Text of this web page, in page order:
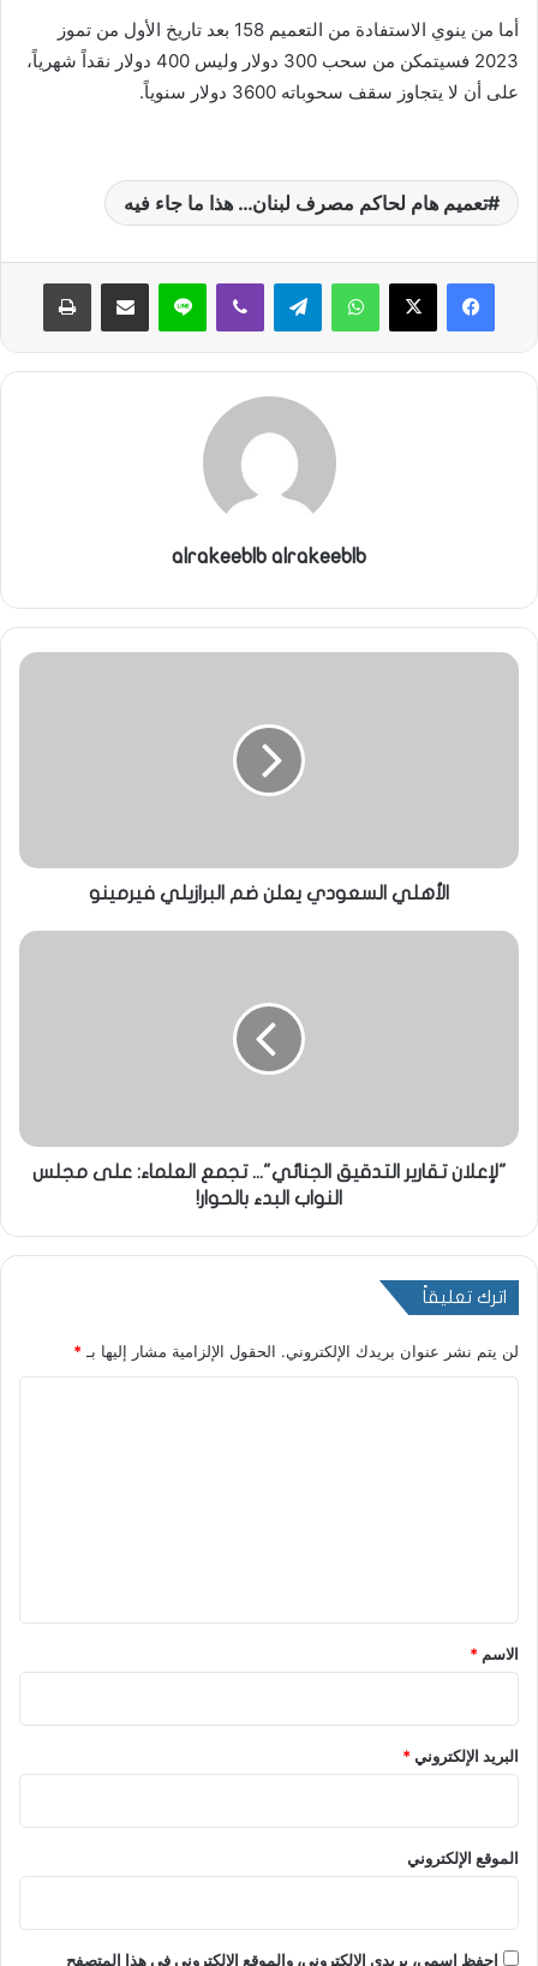
أما من ينوي الاستفادة من التعميم 158 بعد تاريخ الأول من تموز
2023 فسيتمكن من سحب 300 دولار وليس 400 دولار نقداً شهرياً،
على أن لا يتجاوز سقف سحوباته 3600 دولار سنوياً.
تعميم هام لحاكم مصرف لبنان… هذا ما جاء فيه
واتساب تيلقرام ڤايبر لاين مشاركة عبر البريد طباعة
alrakeeblb alrakeeblb
الأهلي السعودي يعلن ضم البرازيلي فيرمينو
"لإعلان تقارير التدقيق الجنائي"... تجمع العلماء: على مجلس
النواب البدء بالحوار!
اترك تعليقاً
لن يتم نشر عنوان بريدك الإلكتروني. الحقول الإلزامية مشار إليها بـ*
*
الاسم *
البريد الإلكتروني*
الموقع الإلكتروني
احفظ اسمي، بريدي الإلكتروني، والموقع الإلكتروني في هذا المتصفح